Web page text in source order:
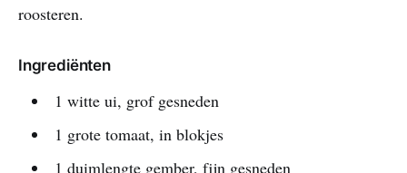
roosteren.
Ingrediënten
1 witte ui, grof gesneden
1 grote tomaat, in blokjes
1 duimlengte gember, fijn gesneden